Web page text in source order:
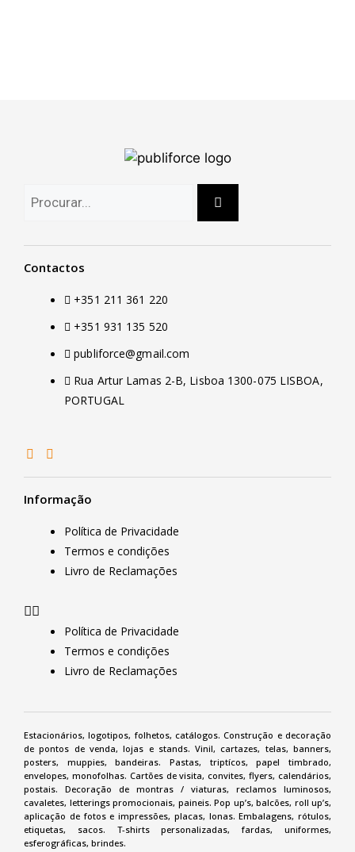
Estacionários, logotipos, folhetos, catálogos. Construção e decoração
de pontos de venda,lojas e stands. Vinil, cartazes, telas,banners,
posters, muppies, bandeiras. Pastas, triptícos, papel timbrado,
envelopes, monofolhas. Cartões de visita, convites,flyers, calendários,
postais. Decoração de montras / viaturas, reclamos luminosos,
cavaletes, letterings promocionais, paineis. Pop up’s, balcões, roll up’s,
aplicação de fotos e impressões, placas, lonas. Embalagens, rótulos,
etiquetas, sacos. T-shirts personalizadas, fardas, uniformes,
esferográficas, brindes.
Informação
Política de Privacidade
Termos e condições
Livro de Reclamações
Política de Privacidade
Termos e condições
Livro de Reclamações
Contactos
+351 211 361 220
+351 931 135 520
publiforce@gmail.com
Rua Artur Lamas 2-B, Lisboa 1300-075 LISBOA,
PORTUGAL